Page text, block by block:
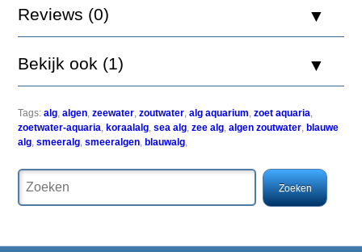
Algen
het
aquarium
zijn
alleen
vervelend
Reviews (0)
Bekijk ook (1)
Tags: alg,algen,zeewater,zoutwater,alg aquarium,zoet aquaria,
zoetwater-aquaria, koraalalg,sea alg,zee alg,algen zoutwater, blauwe
alg,smeeralg,smeeralgen, blauwalg,